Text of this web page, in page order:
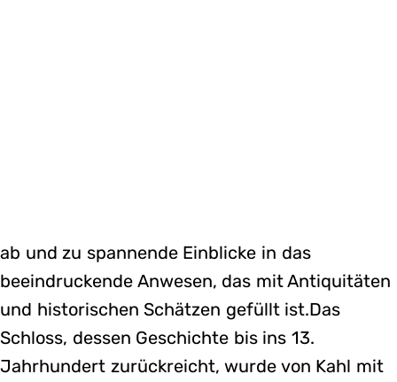
ab und zu spannende Einblicke in das
beeindruckende Anwesen, das mit Antiquitäten
und historischen Schätzen gefüllt ist.Das
Schloss, dessen Geschichte bis ins 13.
Jahrhundert zurückreicht, wurde von Kahl mit